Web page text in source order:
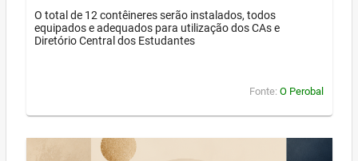
O total de 12 contêineres serão instalados, todos
equipados e adequados para utilização dos CAs e
Diretório Central dos Estudantes
Fonte: O Perobal